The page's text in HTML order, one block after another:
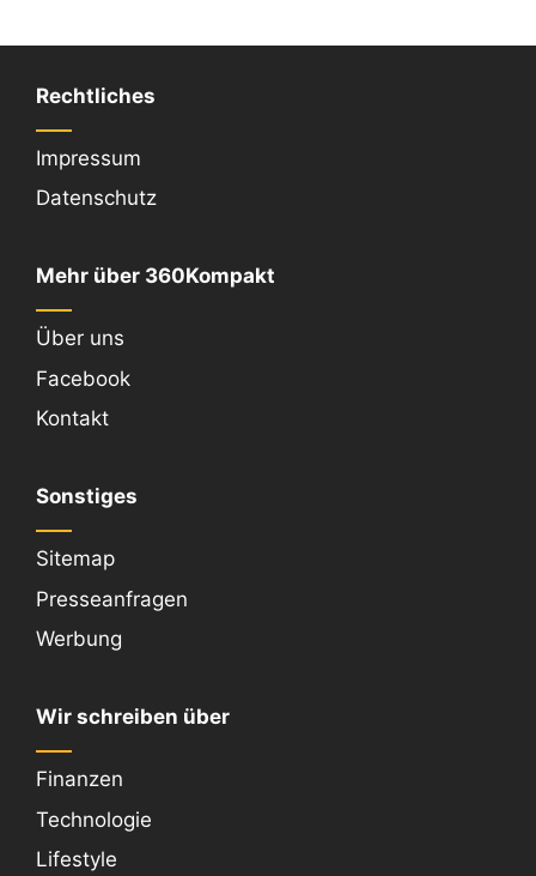
Rechtliches
Impressum
Datenschutz
Mehr über 360Kompakt
Über uns
Facebook
Kontakt
Sonstiges
Sitemap
Presseanfragen
Werbung
Wir schreiben über
Finanzen
Technologie
Lifestyle